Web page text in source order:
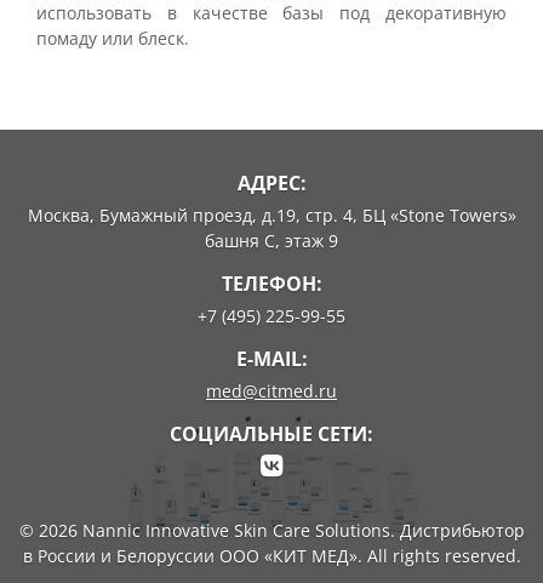
использовать в качестве базы под декоративную
помаду или блеск.
АДРЕС:
Москва, Бумажный проезд, д.19, стр. 4, БЦ «Stone Towers»
башня C, этаж 9
ТЕЛЕФОН:
+7 (495) 225-99-55
E-MAIL:
med@citmed.ru
СОЦИАЛЬНЫЕ СЕТИ:
© 2026 Nannic Innovative Skin Care Solutions. Дистрибьютор
в России и Белоруссии ООО «КИТ МЕД». All rights reserved.